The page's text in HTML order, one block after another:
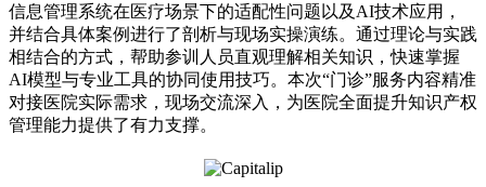
信息管理系统在医疗场景下的适配性问题以及AI技术应用，
并结合具体案例进行了剖析与现场实操演练。通过理论与实践
相结合的方式，帮助参训人员直观理解相关知识，快速掌握
AI模型与专业工具的协同使用技巧。本次“门诊”服务内容精准
对接医院实际需求，现场交流深入，为医院全面提升知识产权
管理能力提供了有力支撑。